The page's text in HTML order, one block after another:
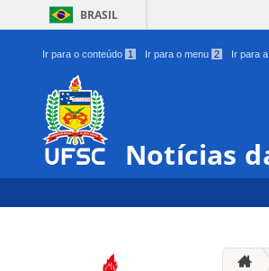
BRASIL
Ir para o conteúdo 1 Ir para o menu 2 Ir para
Notícias